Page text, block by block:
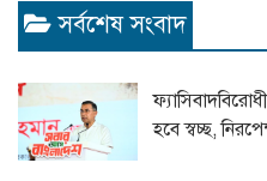
সর্বশেষ সংবাদ
হবে স্বচ্ছ,